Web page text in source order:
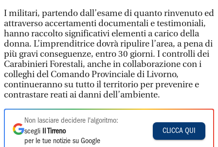
I militari, partendo dall’esame di quanto rinvenuto ed
attraverso accertamenti documentali e testimoniali,
hanno raccolto significativi elementi a carico della
donna. L’imprenditrice dovrà ripulire l’area, a pena di
più gravi conseguenze, entro 30 giorni. I controlli dei
Carabinieri Forestali, anche in collaborazione con i
colleghi del Comando Provinciale di Livorno,
continueranno su tutto il territorio per prevenire e
contrastare reati ai danni dell’ambiente.
Non lasciare decidere l'algoritmo:
scegli
Il Tirreno
per le tue notizie su Google
CLICCA QUI